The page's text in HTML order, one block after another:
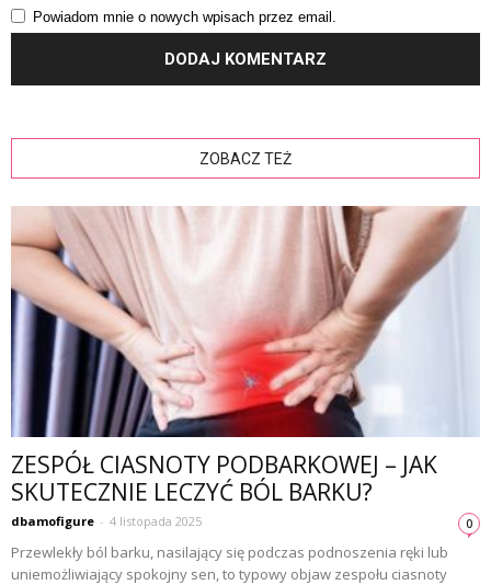
Powiadom mnie o nowych wpisach przez email.
ZOBACZ TEŻ
ZESPÓŁ CIASNOTY PODBARKOWEJ – JAK
SKUTECZNIE LECZYĆ BÓL BARKU?
dbamofigure - 4 listopada 2025 0
Przewlekły ból barku, nasilający się podczas podnoszenia ręki lub
uniemożliwiający spokojny sen, to typowy objaw zespołu ciasnoty